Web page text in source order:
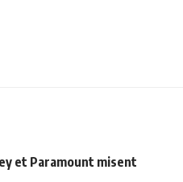
et Paramount misent